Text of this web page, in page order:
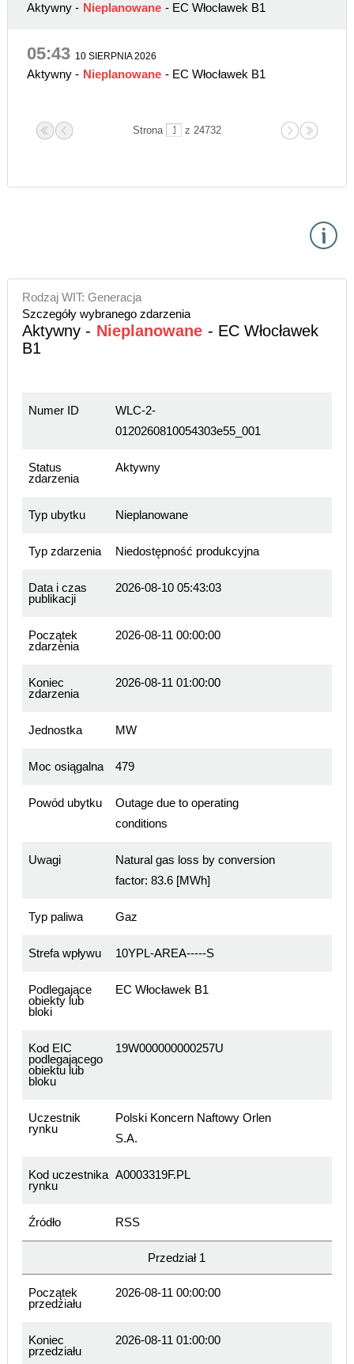
Aktywny- Nieplanowane - EC Włocławek B1
05:43 10 SIERPNIA 2026
Aktywny- Nieplanowane - EC Włocławek B1
Strona z 24732
Rodzaj WIT: Generacja
Szczegóły wybranego zdarzenia
Aktywny - Nieplanowane - EC Włocławek
B1
Numer ID
WLC-2-
0120260810054303e55_001
Status
zdarzenia
Aktywny
Typ ubytku Nieplanowane
Typ zdarzenia Niedostępność produkcyjna
Data i czas
publikacji
2026-08-10 05:43:03
Początek
zdarzenia
2026-08-11 00:00:00
Koniec
zdarzenia
2026-08-11 01:00:00
Jednostka MW
Moc osiągalna 479
Powód ubytku
Outage due to operating
conditions
Uwagi
Natural gas loss by conversion
factor: 83.6 [MWh]
Typ paliwa Gaz
Strefa wpływu 10YPL-AREA-----S
Podlegające
obiekty lub
bloki
EC Włocławek B1
Kod EIC
podlegającego
obiektu lub
bloku
19W000000000257U
Uczestnik
rynku
Polski Koncern Naftowy Orlen
S.A.
Kod uczestnika
rynku
A0003319F.PL
Źródło RSS
Przedział 1
Początek
przedziału
2026-08-11 00:00:00
Koniec
przedziału
2026-08-11 01:00:00